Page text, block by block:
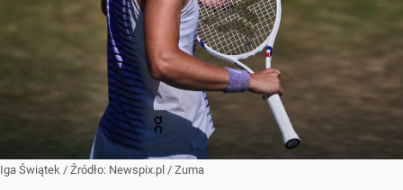
Iga Świątek / Źródło: Newspix.pl / Zuma